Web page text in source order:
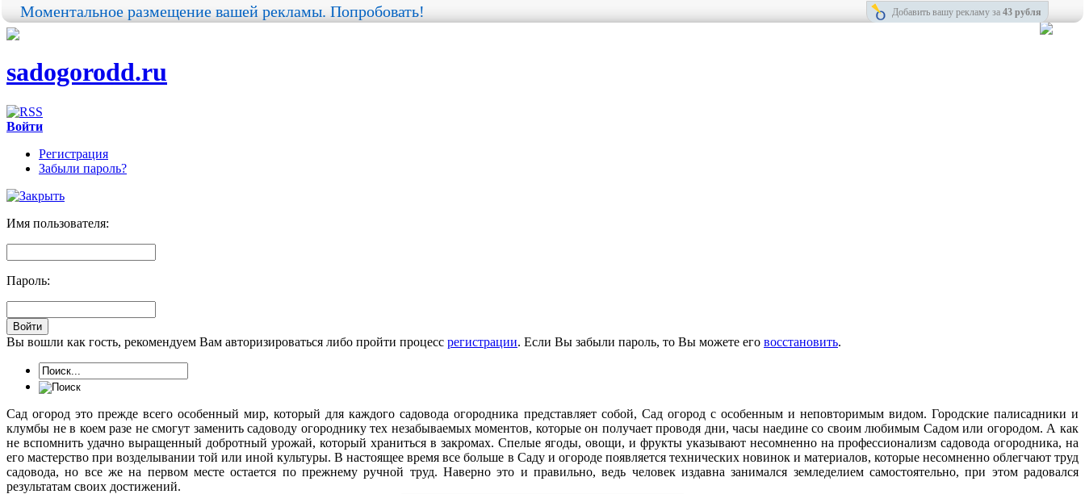
Моментальное размещение вашей рекламы. Попробовать! Добавить вашу рекламу за 43 рубля
sadogorodd.ru
Войти
Регистрация
Забыли пароль?
Имя пользователя:
Пароль:
Вы вошли как гость, рекомендуем Вам авторизироваться либо пройти процесс регистрации. Если Вы забыли пароль, то Вы можете его восстановить.
Сад огород это прежде всего особенный мир, который для каждого садовода огородника представляет собой, Cад огород с особенным и неповторимым видом. Городские палисадники и
клумбы не в коем разе не смогут заменить садоводу огороднику тех незабываемых моментов, которые он получает проводя дни, часы наедине со своим любимым Cадом или огородом. А как
не вспомнить удачно выращенный добротный урожай, который храниться в закромах. Спелые ягоды, овощи, и фрукты указывают несомненно на профессионализм садовода огородника, на
его мастерство при возделывании той или иной культуры. В настоящее время все больше в Cаду и огороде появляется технических новинок и материалов, которые несомненно облегчают труд
садовода, но все же на первом месте остается по прежнему ручной труд. Наверно это и правильно, ведь человек издавна занимался земледелием самостоятельно, при этом радовался
результатам своих достижений.